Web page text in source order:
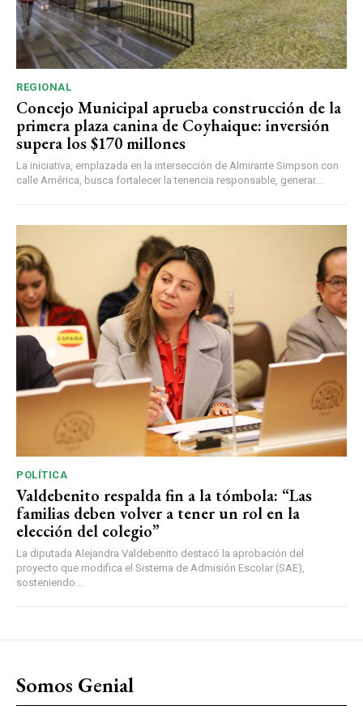
REGIONAL
Concejo Municipal aprueba construcción de la
primera plaza canina de Coyhaique: inversión
supera los $170 millones
La iniciativa, emplazada en la intersección de Almirante Simpson con
calle América, busca fortalecer la tenencia responsable, generar...
POLÍTICA
Valdebenito respalda fin a la tómbola: “Las
familias deben volver a tener un rol en la
elección del colegio”
La diputada Alejandra Valdebenito destacó la aprobación del
proyecto que modifica el Sistema de Admisión Escolar (SAE),
sosteniendo...
Somos Genial